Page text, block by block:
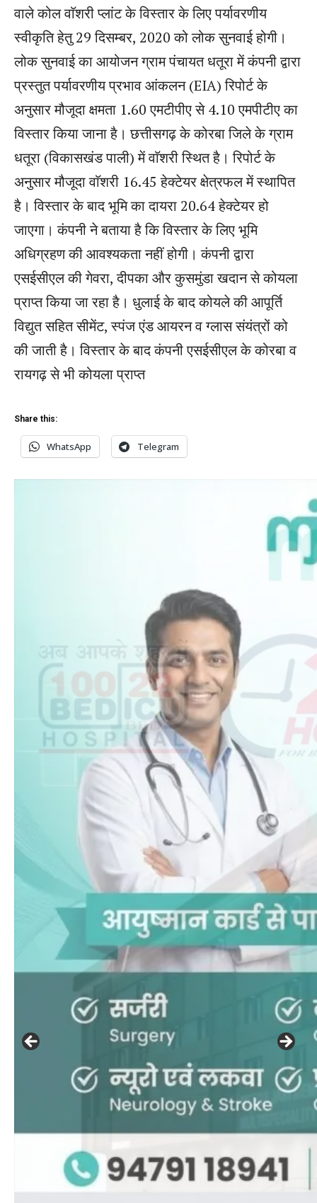
वाले कोल वाॅशरी प्लांट के विस्तार के लिए पर्यावरणीय
स्वीकृति हेतु 29 दिसम्बर, 2020 को लोक सुनवाई होगी।
लोक सुनवाई का आयोजन ग्राम पंचायत धतूरा में कंपनी द्वारा
प्रस्तुत पर्यावरणीय प्रभाव आंकलन (EIA) रिपोर्ट के
अनुसार मौजूदा क्षमता 1.60 एमटीपीए से 4.10 एमपीटीए का
विस्तार किया जाना है। छत्तीसगढ़ के कोरबा जिले के ग्राम
धतूरा (विकासखंड पाली) में वाॅशरी स्थित है। रिपोर्ट के
अनुसार मौजूदा वाॅशरी 16.45 हेक्टेयर क्षेत्रफल में स्थापित
है। विस्तार के बाद भूमि का दायरा 20.64 हेक्टेयर हो
जाएगा। कंपनी ने बताया है कि विस्तार के लिए भूमि
अधिग्रहण की आवश्यकता नहीं होगी। कंपनी द्वारा
एसईसीएल की गेवरा, दीपका और कुसमुंडा खदान से कोयला
प्राप्त किया जा रहा है। धुलाई के बाद कोयले की आपूर्ति
विद्युत सहित सीमेंट, स्पंज एंड आयरन व ग्लास संयंत्रों को
की जाती है। विस्तार के बाद कंपनी एसईसीएल के कोरबा व
रायगढ़ से भी कोयला प्राप्त
Share this:
WhatsApp Telegram